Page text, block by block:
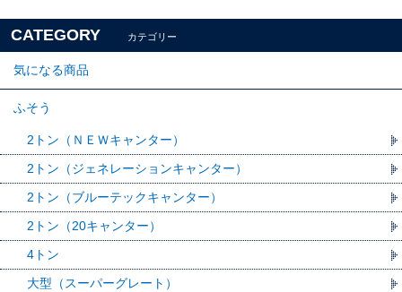
CATEGORY カテゴリー
気になる商品
ふそう
2トン（ＮＥＷキャンター）
2トン（ジェネレーションキャンター）
2トン（ブルーテックキャンター）
2トン（20キャンター）
4トン
大型（スーパーグレート）